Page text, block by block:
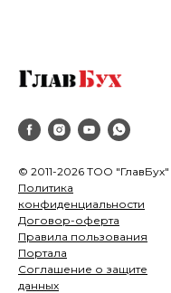
© 2011-2026 ТОО "ГлавБух"
Политика
конфиденциальности
Договор-оферта
Правила пользования
Портала
Соглашение о защите
данных